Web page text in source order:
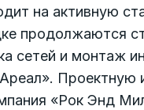
на активную
продолжаются
сетей и монтаж
«Рок Энд